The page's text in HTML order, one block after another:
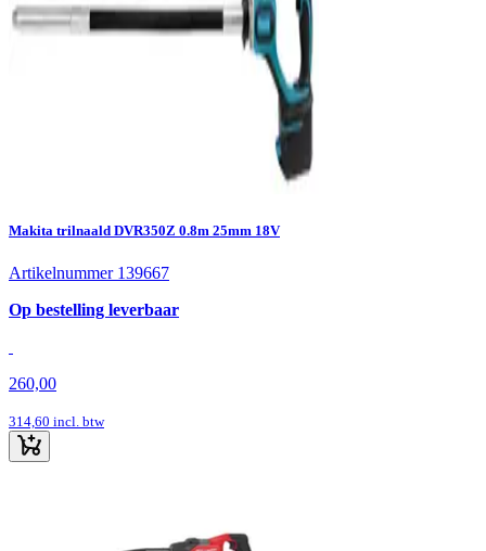
Makita trilnaald DVR350Z 0.8m 25mm 18V
Artikelnummer 139667
Op bestelling leverbaar
260,00
314,60 incl. btw